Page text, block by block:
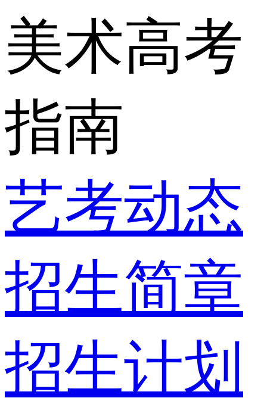
美术高考
指南
艺考动态
招生简章
招生计划